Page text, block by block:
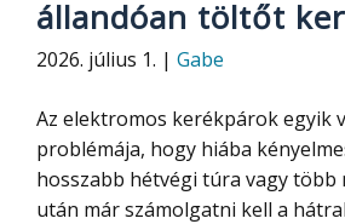
állandóan töltőt
2026. július 1. | Gabe
Az elektromos kerékpárok egyik
problémája, hogy hiába
hosszabb hétvégi túra vagy több
után már számolgatni kell a